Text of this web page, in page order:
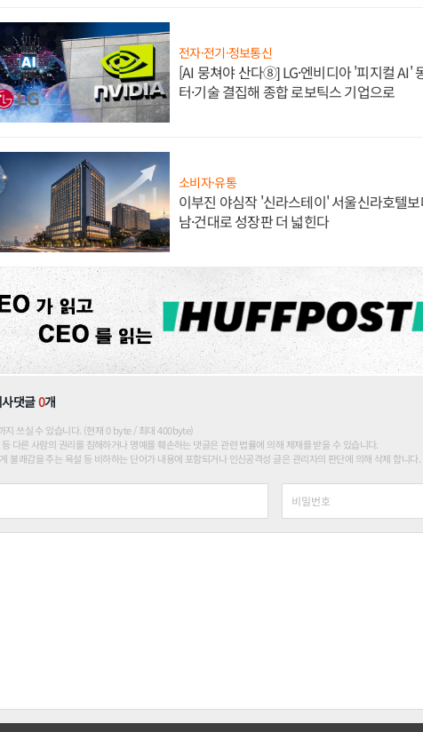
전자·전기·정보통신
[AI 뭉쳐야 산다⑧] LG·엔비디아 '피지컬 AI'
터·기술 결집해 종합 로보틱스 기업으로
소비자·유통
이부진 야심작 '신라스테이' 서울신라호텔보
남·건대로 성장판 더 넓힌다
댓글0개
지 쓰실 수 있습니다. (현재 0 byte / 최대 400byte)
다른 사람의 권리를 침해하거나 명예를 훼손하는 댓글은 관련 법률에 의해 제재를 받을 수 있습니다.
불쾌감을 주는 욕설 등 비하하는 단어가 내용에 포함되거나 인신공격성 글은 관리자의 판단에 의해 삭제 합니다.